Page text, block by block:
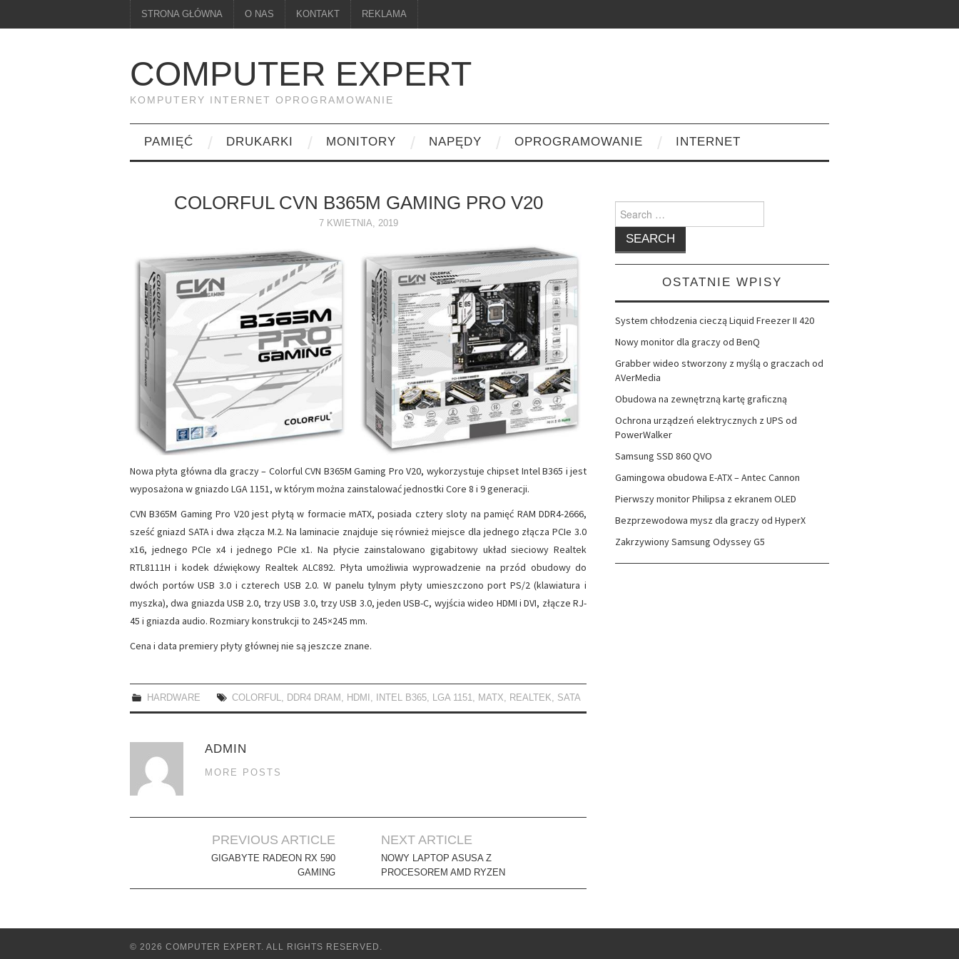
STRONA GŁÓWNA O NAS KONTAKT REKLAMA
COMPUTER EXPERT
KOMPUTERY INTERNET OPROGRAMOWANIE
PAMIĘĆ DRUKARKI MONITORY NAPĘDY OPROGRAMOWANIE INTERNET
COLORFUL CVN B365M GAMING PRO V20
7 KWIETNIA, 2019
Nowa płyta główna dla graczy – Colorful CVN B365M Gaming Pro V20, wykorzystuje chipset Intel B365 i jest
wyposażona w gniazdo LGA 1151, w którym można zainstalować jednostki Core 8 i 9 generacji.
CVN B365M Gaming Pro V20 jest płytą w formacie mATX, posiada cztery sloty na pamięć RAM DDR4-2666,
sześć gniazd SATA i dwa złącza M.2. Na laminacie znajduje się również miejsce dla jednego złącza PCIe 3.0
x16, jednego PCIe x4 i jednego PCIe x1. Na płycie zainstalowano gigabitowy układ sieciowy Realtek
RTL8111H i kodek dźwiękowy Realtek ALC892. Płyta umożliwia wyprowadzenie na przód obudowy do
dwóch portów USB 3.0 i czterech USB 2.0. W panelu tylnym płyty umieszczono port PS/2 (klawiatura i
myszka), dwa gniazda USB 2.0, trzy USB 3.0, trzy USB 3.0, jeden USB-C, wyjścia wideo HDMI i DVI, złącze RJ-
45 i gniazda audio. Rozmiary konstrukcji to 245×245 mm.
Cena i data premiery płyty głównej nie są jeszcze znane.
HARDWARE COLORFUL, DDR4 DRAM , HDMI , INTEL B365, LGA 1151, MATX, REALTEK, SATA
ADMIN
MORE POSTS
navigation
PREVIOUS ARTICLE
GIGABYTE RADEON RX 590
GAMING
NEXT ARTICLE
NOWY LAPTOP ASUSA Z
PROCESOREM AMD RYZEN
Search
for:
OSTATNIE WPISY
System chłodzenia cieczą Liquid Freezer II 420
Nowy monitor dla graczy od BenQ
Grabber wideo stworzony z myślą o graczach od
AVerMedia
Obudowa na zewnętrzną kartę graficzną
Ochrona urządzeń elektrycznych z UPS od
PowerWalker
Samsung SSD 860 QVO
Gamingowa obudowa E-ATX – Antec Cannon
Pierwszy monitor Philipsa z ekranem OLED
Bezprzewodowa mysz dla graczy od HyperX
Zakrzywiony Samsung Odyssey G5
© 2026 COMPUTER EXPERT. ALL RIGHTS RESERVED.